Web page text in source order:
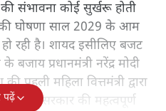
संभावना कोई सुर्खरू होती
की घोषणा साल 2029 के आम
रही है। शायद इसीलिए बजट
प्रधानमंत्री नरेंद्र मोदी
पहली महिला वित्तमंत्री द्वारा
अपनी सरकार की महत्वपूर्ण